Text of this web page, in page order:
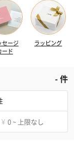
セージ
ード
ラッピング
-件
¥ 0 ~ 上限なし